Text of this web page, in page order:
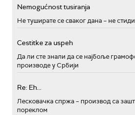
Nemogućnost tusiranja
Не туширате се сваког дана – не
Cestitke za uspeh
Да ли сте знали да се најбоље
производе у Србији
Re: Eh...
Лесковачка спржа – производ са
пореклом